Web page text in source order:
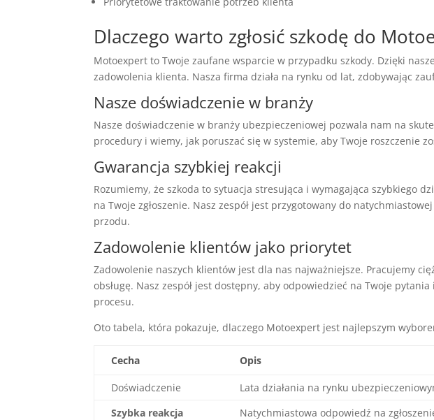
Dlaczego warto zgłosić szkodę do
Motoexpert to Twoje zaufane wsparcie w przypadku szkody. Dzięki
zadowolenia klienta. Nasza firma działa na rynku od lat, zdobywając
Nasze doświadczenie w branży
Nasze doświadczenie w branży ubezpieczeniowej pozwala nam na
procedury i wiemy, jak poruszać się w systemie, aby Twoje roszczenie
Gwarancja szybkiej reakcji
Rozumiemy, że szkoda to sytuacja stresująca i wymagająca szybkiego
na Twoje zgłoszenie. Nasz zespół jest przygotowany do
przodu.
Zadowolenie klientów jako priorytet
Zadowolenie naszych klientów jest dla nas najważniejsze. Pracujemy
obsługę. Nasz zespół jest dostępny, aby odpowiedzieć na Twoje
procesu.
Oto tabela, która pokazuje, dlaczego Motoexpert jest najlepszym
Cecha Opis
Doświadczenie Lata działania na rynku
Szybka reakcja
Natychmiastowa odpowiedź na